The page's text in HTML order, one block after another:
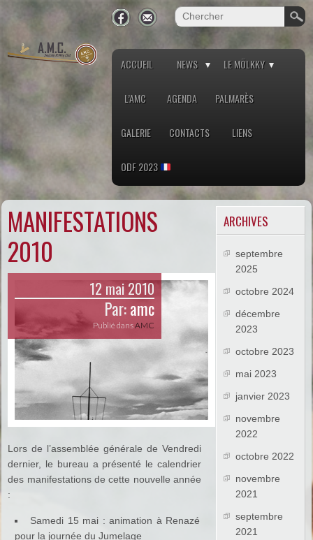
ACCUEIL NEWS LE MÖLKKY
L’AMC AGENDA PALMARÈS
GALERIE CONTACTS LIENS
ODF 2023
MANIFESTATIONS
2010
12 mai 2010
Par:amc
Publié dansAMC
Lors de l’assemblée générale de Vendredi
dernier, le bureau a présenté le calendrier
des manifestations de cette nouvelle année
:
Samedi 15 mai : animation à Renazé
pour la journée du Jumelage
ARCHIVES
septembre
2025
octobre 2024
décembre
2023
octobre 2023
mai 2023
janvier 2023
novembre
2022
octobre 2022
novembre
2021
septembre
2021